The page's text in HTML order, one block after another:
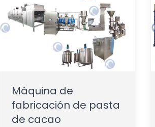
Máquina de
fabricación de pasta
de cacao